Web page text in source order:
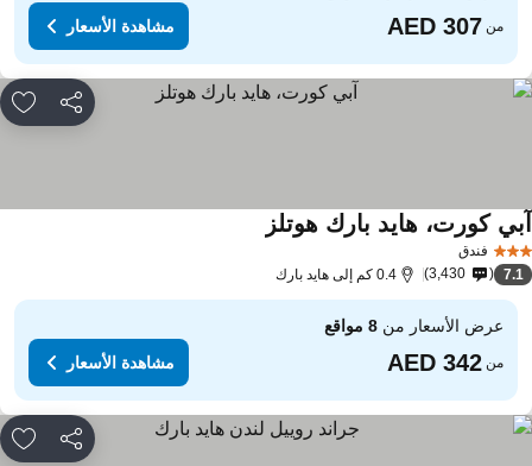
من مشاهدة الأسعار
مشاركة
فندق
كورت، هايد بارك هوتلزمشاهدة الأسعار
7.1
3,430 0.4 كم إلى هايد بارك
عرض الأسعار من8 مواقع
من مشاهدة الأسعار
مشاركة